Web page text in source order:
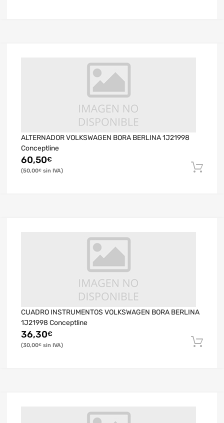
ALTERNADOR VOLKSWAGEN BORA BERLINA 1J21998
Conceptline
60,50€
50,00€
CUADRO INSTRUMENTOS VOLKSWAGEN BORA BERLINA
1J21998 Conceptline
36,30€
30,00€